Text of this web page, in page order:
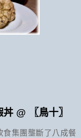
@ 〖鳥十〗
食集團壟斷了八成餐